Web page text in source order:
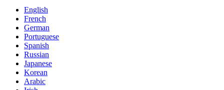
English
French
German
Portuguese
Spanish
Russian
Japanese
Korean
Arabic